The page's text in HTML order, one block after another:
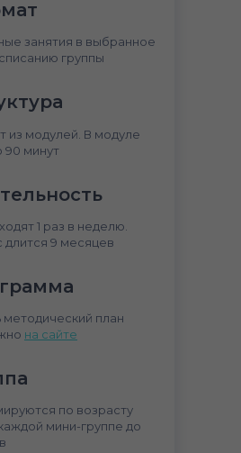
занятия в выбранное
группы
из модулей. В модуле
90 минут
1 раз в неделю.
длится 9 месяцев
план
на сайте
по возрасту
мини-группе до